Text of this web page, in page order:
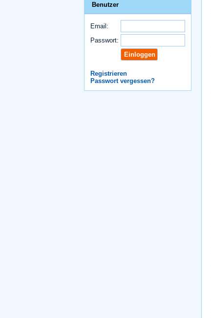
Benutzer
Email:
Passwort:
Registrieren
Passwort vergessen?